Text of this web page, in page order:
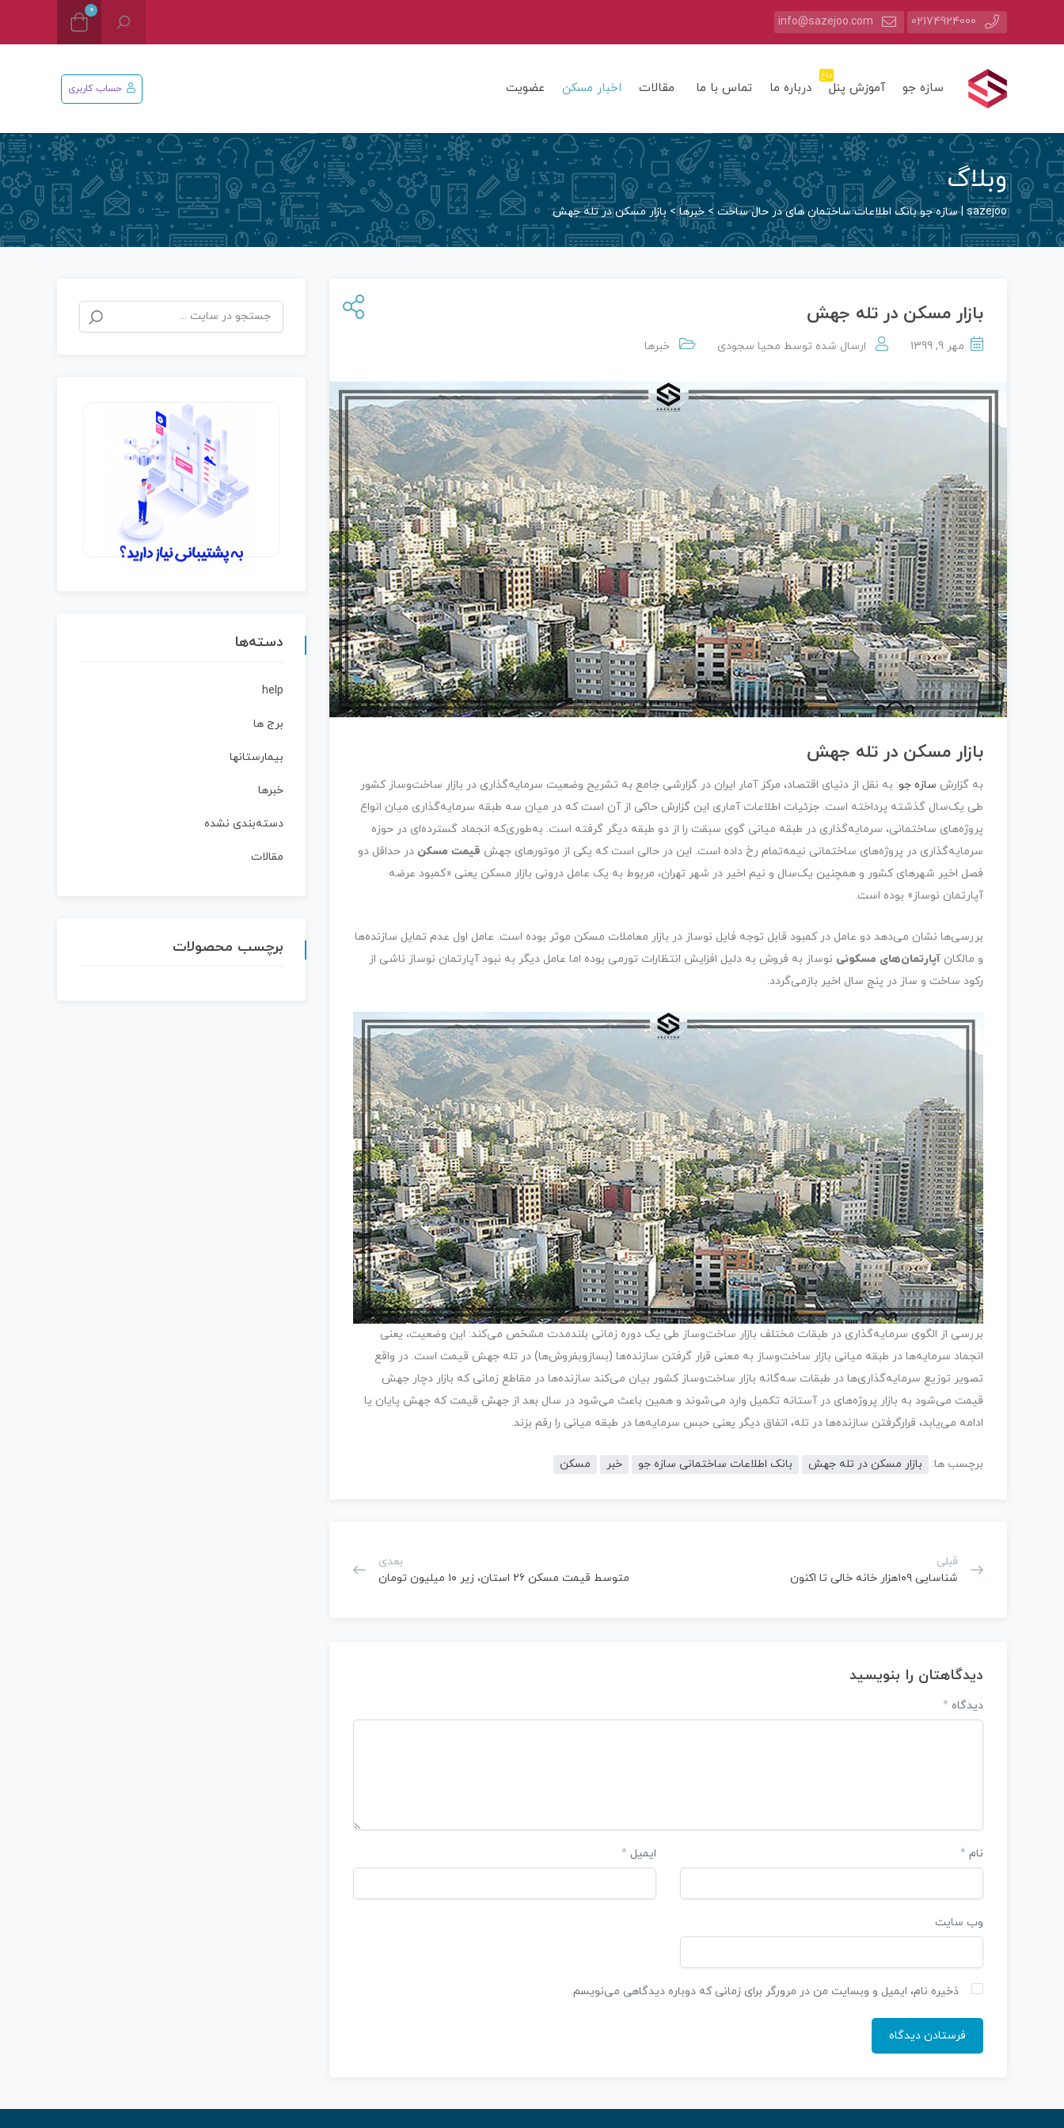
02174924000
info@sazejoo.com
0
سازه جو آموزش پنل
داغ
درباره ما تماس با ما مقالات اخبار مسکن عضویت حساب کاربری
وبلاگ
sazejoo | سازه جو بانک اطلاعات ساختمان های در حال ساخت >خبرها> بازار مسکن در تله جهش
بازار مسکن در تله جهش
مهر 9, 1399 ارسال شده توسط محیا سجودی خبرها
بازار مسکن در تله جهش
به گزارش سازه جو: به نقل از دنیای اقتصاد، مرکز آمار ایران در گزارشی جامع به تشریح وضعیت سرمایه‌گذاری در بازار ساخت‌وساز کشور
طی یک‌سال گذشته پرداخته است. جزئیات اطلاعات آماری این گزارش حاکی از آن است که در میان سه طبقه سرمایه‌گذاری میان انواع
پروژه‌های ساختمانی، سرمایه‌گذاری در طبقه میانی گوی سبقت را از دو طبقه دیگر گرفته است. به‌طوری‌که انجماد گسترده‌ای در حوزه
سرمایه‌گذاری در پروژه‌های ساختمانی نیمه‌تمام رخ داده است. این در حالی است که یکی از موتورهای جهش قیمت مسکن در حداقل دو
فصل اخیر شهرهای کشور و همچنین یک‌سال و نیم اخیر در شهر تهران، مربوط به یک عامل درونی بازار مسکن یعنی «کمبود عرضه
آپارتمان نوساز» بوده است.
بررسی‌ها نشان می‌دهد دو عامل در کمبود قابل توجه فایل نوساز در بازار معاملات مسکن موثر بوده است. عامل اول عدم تمایل سازنده‌ها
و مالکان آپارتمان‌های مسکونی نوساز به فروش به دلیل افزایش انتظارات تورمی بوده اما عامل دیگر به نبود آپارتمان نوساز ناشی از
رکود ساخت و ساز در پنج سال اخیر بازمی‌گردد.
بررسی از الگوی سرمایه‌گذاری در طبقات مختلف بازار ساخت‌وساز طی یک دوره زمانی بلندمدت مشخص می‌کند: این وضعیت، یعنی
انجماد سرمایه‌ها در طبقه میانی بازار ساخت‌وساز به معنی قرار گرفتن سازنده‌ها (بسازوبفروش‌ها) در تله جهش قیمت است. در واقع
تصویر توزیع سرمایه‌گذاری‌ها در طبقات سه‌گانه بازار ساخت‌وساز کشور بیان می‌کند سازنده‌ها در مقاطع زمانی که بازار دچار جهش
قیمت می‌شود به بازار پروژه‌های در آستانه تکمیل وارد می‌شوند و همین باعث می‌شود در سال بعد از جهش قیمت که جهش پایان یا
ادامه می‌یابد، قرارگرفتن سازنده‌ها در تله، اتفاق دیگر یعنی حبس سرمایه‌ها در طبقه میانی را رقم بزند.
برچسب ها: بازار مسکن در تله جهش بانک اطلاعات ساختمانی سازه جو خبر مسکن
قبلی
شناسایی ۱۰۹هزار خانه خالی تا اکنون
بعدی
متوسط قیمت مسکن ۲۶ استان، زیر ۱۰ میلیون تومان
دیدگاهتان را بنویسید
دیدگاه *
نام * ایمیل *
وب‌ سایت
ذخیره نام، ایمیل و وبسایت من در مرورگر برای زمانی که دوباره دیدگاهی می‌نویسم.
دسته‌ها
help
برج ها
بیمارستانها
خبرها
دسته‌بندی نشده
مقالات
برچسب محصولات